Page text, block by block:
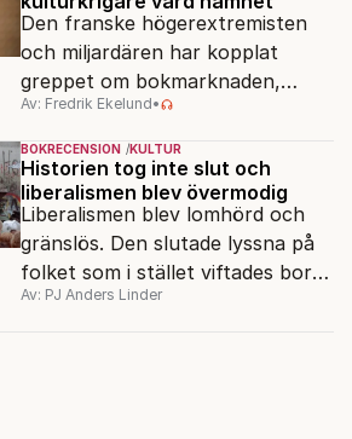
vän.
Den franske högerextremisten
och miljardären har kopplat
greppet om bokmarknaden,
filmbolag, tv- och radiokanaler.
Det ska föra Le Pen till seger.
Av: Fredrik Ekelund•
BOKRECENSION KULTUR
Historien tog inte slut och
liberalismen blev övermodig
Liberalismen blev lomhörd och
gränslös. Den slutade lyssna på
folket som i stället viftades bort
och misstänkliggjordes. Men kan
Av: PJ Anders Linder